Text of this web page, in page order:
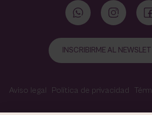
INSCRIBIRME AL
Aviso legal Política de privacidad